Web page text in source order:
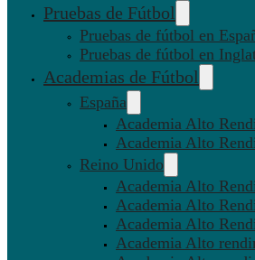
Pruebas de Fútbol
Pruebas de fútbol en
Pruebas de fútbol en
Academias de Fútbol
España
Academia Alto
Academia Alto
Reino Unido
Academia Alto
Academia Alto
Academia Alto
Academia Alto